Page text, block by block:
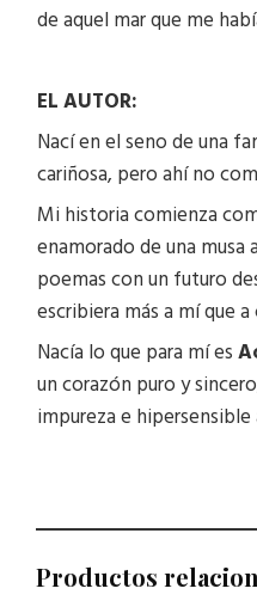
de aquel mar que me
EL AUTOR:
Nací en el seno de una
cariñosa, pero ahí no
Mi historia comienza
enamorado de una musa
poemas con un futuro
escribiera más a mí que a
Nacía lo que para mí es
un corazón puro y
impureza e
Productos